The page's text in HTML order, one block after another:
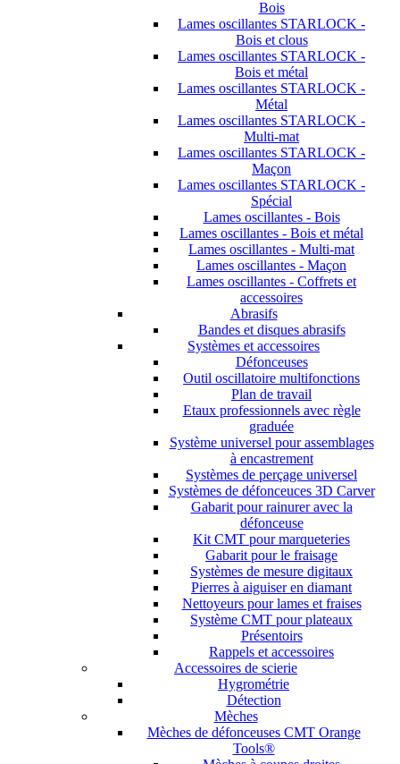
Bois
Lames oscillantes STARLOCK -
Bois et clous
Lames oscillantes STARLOCK -
Bois et métal
Lames oscillantes STARLOCK -
Métal
Lames oscillantes STARLOCK -
Multi-mat
Lames oscillantes STARLOCK -
Maçon
Lames oscillantes STARLOCK -
Spécial
Lames oscillantes - Bois
Lames oscillantes - Bois et métal
Lames oscillantes - Multi-mat
Lames oscillantes - Maçon
Lames oscillantes - Coffrets et
accessoires
Abrasifs
Bandes et disques abrasifs
Systèmes et accessoires
Défonceuses
Outil oscillatoire multifonctions
Plan de travail
Etaux professionnels avec règle
graduée
Système universel pour assemblages
à encastrement
Systèmes de perçage universel
Systèmes de défonceuces 3D Carver
Gabarit pour rainurer avec la
défonceuse
Kit CMT pour marqueteries
Gabarit pour le fraisage
Systèmes de mesure digitaux
Pierres à aiguiser en diamant
Nettoyeurs pour lames et fraises
Système CMT pour plateaux
Présentoirs
Rappels et accessoires
Accessoires de scierie
Hygrométrie
Détection
Mèches
Mèches de défonceuses CMT Orange
Tools®